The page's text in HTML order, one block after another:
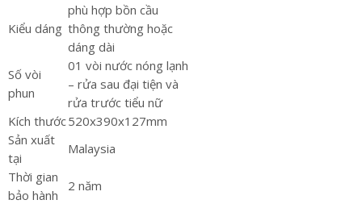
Kiểu dáng
phù hợp bồn cầu
thông thường hoặc
dáng dài
Số vòi
phun
01 vòi nước nóng lạnh
– rửa sau đại tiện và
rửa trước tiểu nữ
Kích thước520x390x127mm
Sản xuất
tại
Malaysia
Thời gian
bảo hành
2 năm